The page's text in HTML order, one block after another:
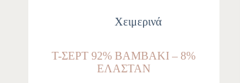
Χειμερινά
T-ΣΕΡΤ 92% ΒΑΜΒΑΚΙ – 8%
ΕΛΑΣΤΑΝ